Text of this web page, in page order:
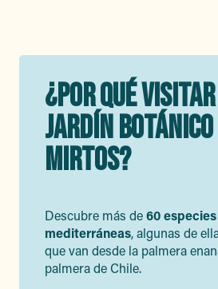
¿POR QUÉ
JARDÍN
MIRTOS?
Descubre más de60
mediterráneas, algunas de
que van desde la palmera
palmera de Chile.